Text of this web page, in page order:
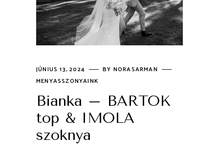
JÚNIUS 13, 2024 BY NORASARMAN
MENYASSZONYAINK
Bianka – BARTOK
top & IMOLA
szoknya